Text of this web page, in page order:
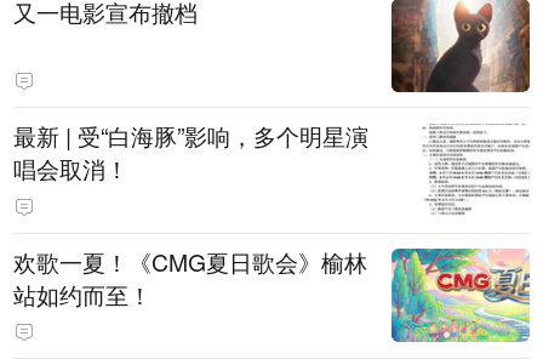
又一电影宣布撤档
最新 | 受“白海豚”影响，多个明星演
唱会取消！
欢歌一夏！《CMG夏日歌会》榆林
站如约而至！